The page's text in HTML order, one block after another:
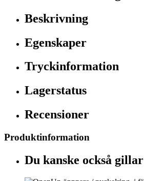
Beskrivning
Egenskaper
Tryckinformation
Lagerstatus
Recensioner
Produktinformation
Du kanske också gillar